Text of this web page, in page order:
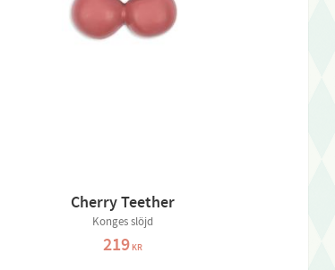
Cherry Teether
Konges slöjd
219KR